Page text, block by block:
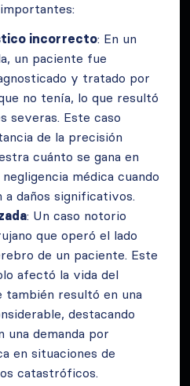
incorrecto: En un
un paciente fue
y tratado por
no tenía, lo que resultó
severas. Este caso
de la precisión
cuánto se gana en
médica cuando
daños significativos.
: Un caso notorio
que operó el lado
de un paciente. Este
afectó la vida del
también resultó en una
destacando
una demanda por
en situaciones de
catastróficos.